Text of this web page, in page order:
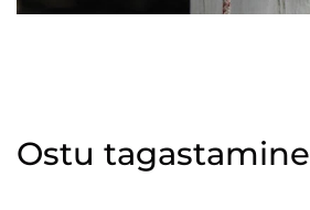
Ostu tagastamine